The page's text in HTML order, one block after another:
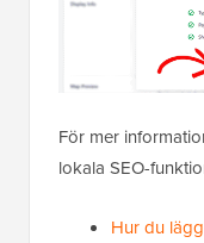
För mer
lokala SEO-
Hur du